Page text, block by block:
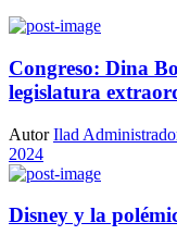
Congreso: Dina
legislatura
AutorIlad
2024
Disney y la